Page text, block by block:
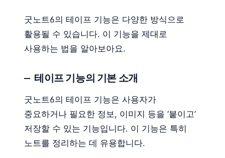
굿노트6의 테이프 기능은 다양한 방식으로
활용될 수 있습니다. 이 기능을 제대로
사용하는 법을 알아보아요.
테이프 기능의 기본 소개
굿노트6의 테이프 기능은 사용자가
중요하거나 필요한 정보, 이미지 등을 ‘붙이고’
저장할 수 있는 기능입니다. 이 기능은 특히
노트를 정리하는 데 유용합니다.